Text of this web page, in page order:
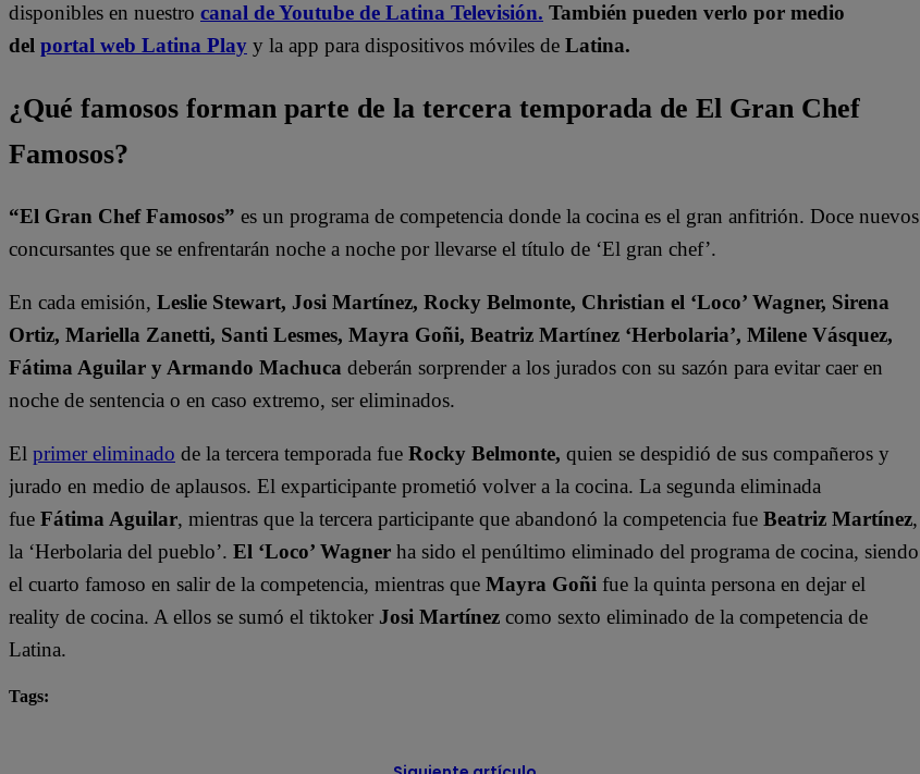
disponibles en nuestro canal de Youtube de Latina Televisión. También pueden verlo por medio
del portal web Latina Play y la app para dispositivos móviles de Latina.
¿Qué famosos forman parte de la tercera temporada de El Gran Chef
Famosos?
“El Gran Chef Famosos” es un programa de competencia donde la cocina es el gran anfitrión. Doce nuevos
concursantes que se enfrentarán noche a noche por llevarse el título de ‘El gran chef’.
En cada emisión, Leslie Stewart, Josi Martínez, Rocky Belmonte, Christian el ‘Loco’ Wagner, Sirena
Ortiz, Mariella Zanetti, Santi Lesmes, Mayra Goñi, Beatriz Martínez ‘Herbolaria’, Milene Vásquez,
Fátima Aguilar y Armando Machuca deberán sorprender a los jurados con su sazón para evitar caer en
noche de sentencia o en caso extremo, ser eliminados.
El primer eliminado de la tercera temporada fue Rocky Belmonte, quien se despidió de sus compañeros y
jurado en medio de aplausos. El exparticipante prometió volver a la cocina. La segunda eliminada
fue Fátima Aguilar, mientras que la tercera participante que abandonó la competencia fue Beatriz Martínez,
la ‘Herbolaria del pueblo’. El ‘Loco’ Wagner ha sido el penúltimo eliminado del programa de cocina, siendo
el cuarto famoso en salir de la competencia, mientras que Mayra Goñi fue la quinta persona en dejar el
reality de cocina. A ellos se sumó el tiktoker Josi Martínez como sexto eliminado de la competencia de
Latina.
Tags: